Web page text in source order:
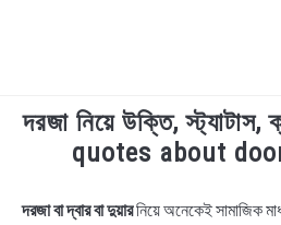
TECHNOLOGY
দরজা নিয়ে উক্তি,
quotes about
in
দরজা বা দ্বার বা দুয়ারনিয়ে অনেকেই সামাজিক